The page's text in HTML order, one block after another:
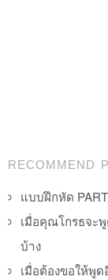
Post
RECOMMEND
แบบฝึกหัด
เมื่อคุณโกรธจะ
บ้าง
เมื่อต้องขอให้พู